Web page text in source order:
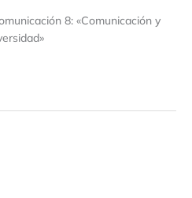
8: «Comunicación y